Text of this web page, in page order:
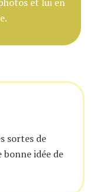
sortes de
bonne idée de